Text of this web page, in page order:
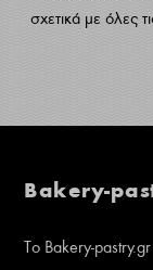
σχετικά με όλες
Bakery-
Το Bakery-pastry.gr